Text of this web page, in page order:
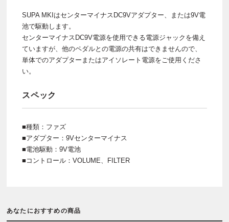
SUPA MKIはセンターマイナスDC9Vアダプター、または9V電
池で駆動します。
センターマイナスDC9V電源を使用できる電源ジャックを備え
ていますが、他のペダルとの電源の共有はできませんので、
単体でのアダプターまたはアイソレート電源をご使用くださ
い。
スペック
■種類：ファズ
■アダプター：9Vセンターマイナス
■電池駆動：9V電池
■コントロール：VOLUME、FILTER
あなたにおすすめの商品